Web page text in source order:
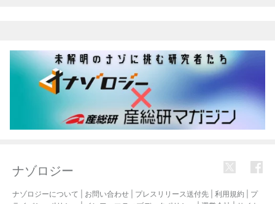
ナゾロジー
ナゾロジーについて お問い合わせ プレスリリース送付先 利用規約
プ